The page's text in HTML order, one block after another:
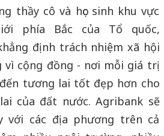
thầy cô và học sinh khu vực
phía Bắc của Tổ quốc,
định trách nhiệm xã hội
vì cộng đồng - nơi mỗi giá trị
tương lai tốt đẹp hơn cho
của đất nước. Agribank sẽ
với các địa phương trên cả